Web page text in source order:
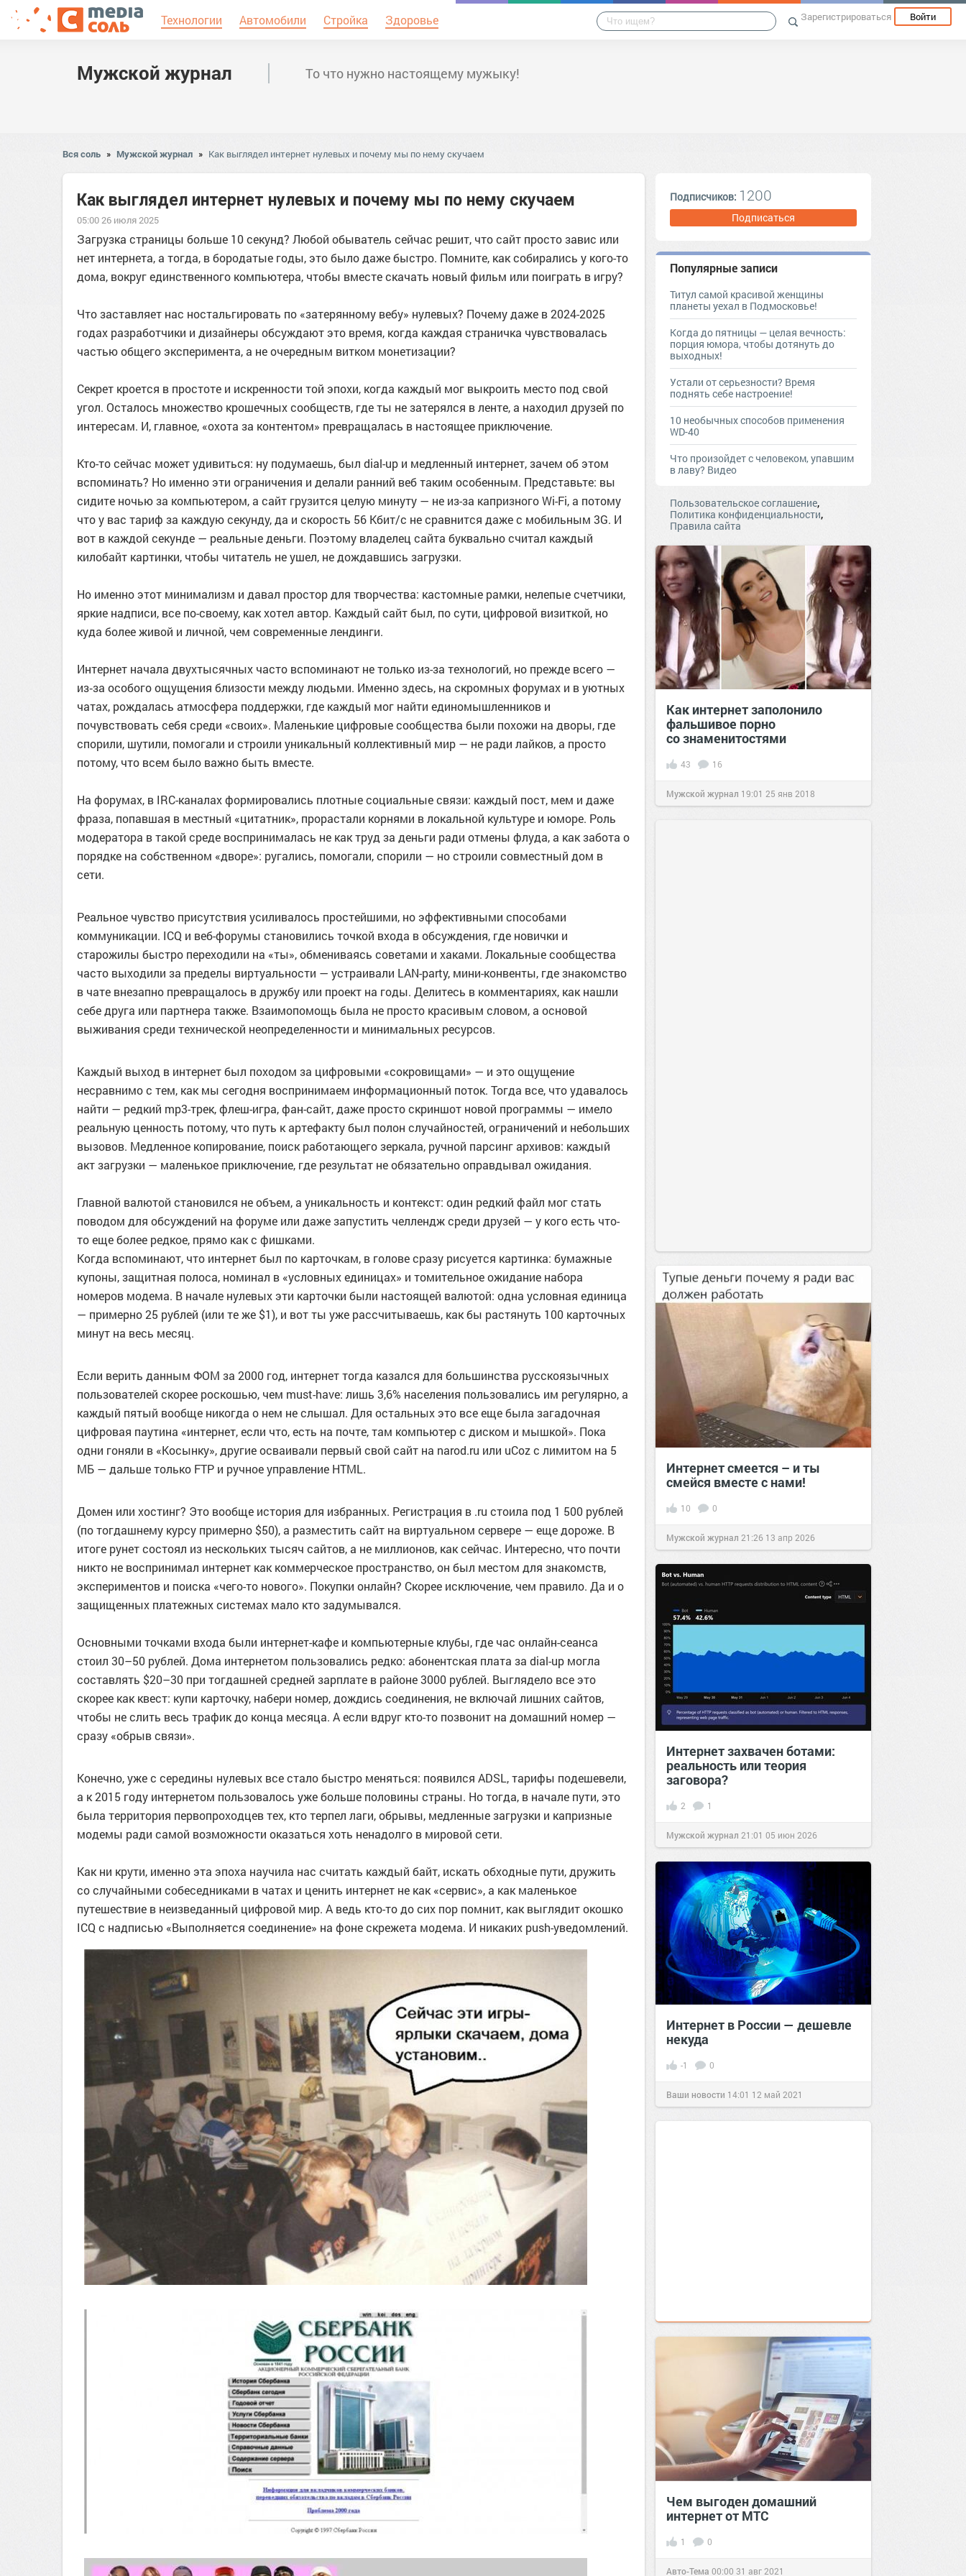
Технологии Автомобили Стройка Здоровье Зарегистрироваться Войти
Мужской журнал То что нужно настоящему мужыку!
Вся соль » Мужской журнал » Как выглядел интернет нулевых и почему мы по нему скучаем
Как выглядел интернет нулевых и почему мы по нему скучаем
05:00 26 июля 2025
Загрузка страницы больше 10 секунд? Любой обыватель сейчас решит, что сайт просто завис или
нет интернета, а тогда, в бородатые годы, это было даже быстро. Помните, как собирались у кого-то
дома, вокруг единственного компьютера, чтобы вместе скачать новый фильм или поиграть в игру?
Что заставляет нас ностальгировать по «затерянному вебу» нулевых? Почему даже в 2024-2025
годах разработчики и дизайнеры обсуждают это время, когда каждая страничка чувствовалась
частью общего эксперимента, а не очередным витком монетизации?
Секрет кроется в простоте и искренности той эпохи, когда каждый мог выкроить место под свой
угол. Осталось множество крошечных сообществ, где ты не затерялся в ленте, а находил друзей по
интересам. И, главное, «охота за контентом» превращалась в настоящее приключение.
Кто-то сейчас может удивиться: ну подумаешь, был dial-up и медленный интернет, зачем об этом
вспоминать? Но именно эти ограничения и делали ранний веб таким особенным. Представьте: вы
сидите ночью за компьютером, а сайт грузится целую минуту — не из-за капризного Wi-Fi, а потому
что у вас тариф за каждую секунду, да и скорость 56 Кбит/с не сравнится даже с мобильным 3G. И
вот в каждой секунде — реальные деньги. Поэтому владелец сайта буквально считал каждый
килобайт картинки, чтобы читатель не ушел, не дождавшись загрузки.
Но именно этот минимализм и давал простор для творчества: кастомные рамки, нелепые счетчики,
яркие надписи, все по-своему, как хотел автор. Каждый сайт был, по сути, цифровой визиткой, но
куда более живой и личной, чем современные лендинги.
Интернет начала двухтысячных часто вспоминают не только из-за технологий, но прежде всего —
из‑за особого ощущения близости между людьми. Именно здесь, на скромных форумах и в уютных
чатах, рождалась атмосфера поддержки, где каждый мог найти единомышленников и
почувствовать себя среди «своих». Маленькие цифровые сообщества были похожи на дворы, где
спорили, шутили, помогали и строили уникальный коллективный мир — не ради лайков, а просто
потому, что всем было важно быть вместе.
На форумах, в IRC-каналах формировались плотные социальные связи: каждый пост, мем и даже
фраза, попавшая в местный «цитатник», прорастали корнями в локальной культуре и юморе. Роль
модератора в такой среде воспринималась не как труд за деньги ради отмены флуда, а как забота о
порядке на собственном «дворе»: ругались, помогали, спорили — но строили совместный дом в
сети.
Реальное чувство присутствия усиливалось простейшими, но эффективными способами
коммуникации. ICQ и веб-форумы становились точкой входа в обсуждения, где новички и
старожилы быстро переходили на «ты», обмениваясь советами и хаками. Локальные сообщества
часто выходили за пределы виртуальности — устраивали LAN-party, мини-конвенты, где знакомство
в чате внезапно превращалось в дружбу или проект на годы. Делитесь в комментариях, как нашли
себе друга или партнера также. Взаимопомощь была не просто красивым словом, а основой
выживания среди технической неопределенности и минимальных ресурсов.
Каждый выход в интернет был походом за цифровыми «сокровищами» — и это ощущение
несравнимо с тем, как мы сегодня воспринимаем информационный поток. Тогда все, что удавалось
найти — редкий mp3-трек, флеш-игра, фан-сайт, даже просто скриншот новой программы — имело
реальную ценность потому, что путь к артефакту был полон случайностей, ограничений и небольших
вызовов. Медленное копирование, поиск работающего зеркала, ручной парсинг архивов: каждый
акт загрузки — маленькое приключение, где результат не обязательно оправдывал ожидания.
Главной валютой становился не объем, а уникальность и контекст: один редкий файл мог стать
поводом для обсуждений на форуме или даже запустить челлендж среди друзей — у кого есть что-
то еще более редкое, прямо как с фишками.
Когда вспоминают, что интернет был по карточкам, в голове сразу рисуется картинка: бумажные
купоны, защитная полоса, номинал в «условных единицах» и томительное ожидание набора
номеров модема. В начале нулевых эти карточки были настоящей валютой: одна условная единица
— примерно 25 рублей (или те же $1), и вот ты уже рассчитываешь, как бы растянуть 100 карточных
минут на весь месяц.
Если верить данным ФОМ за 2000 год, интернет тогда казался для большинства русскоязычных
пользователей скорее роскошью, чем must-have: лишь 3,6% населения пользовались им регулярно, а
каждый пятый вообще никогда о нем не слышал. Для остальных это все еще была загадочная
цифровая паутина «интернет, если что, есть на почте, там компьютер с диском и мышкой». Пока
одни гоняли в «Косынку», другие осваивали первый свой сайт на narod.ru или uCoz с лимитом на 5
МБ — дальше только FTP и ручное управление HTML.
Домен или хостинг? Это вообще история для избранных. Регистрация в .ru стоила под 1 500 рублей
(по тогдашнему курсу примерно $50), а разместить сайт на виртуальном сервере — еще дороже. В
итоге рунет состоял из нескольких тысяч сайтов, а не миллионов, как сейчас. Интересно, что почти
никто не воспринимал интернет как коммерческое пространство, он был местом для знакомств,
экспериментов и поиска «чего-то нового». Покупки онлайн? Скорее исключение, чем правило. Да и о
защищенных платежных системах мало кто задумывался.
Основными точками входа были интернет-кафе и компьютерные клубы, где час онлайн-сеанса
стоил 30–50 рублей. Дома интернетом пользовались редко: абонентская плата за dial-up могла
составлять $20–30 при тогдашней средней зарплате в районе 3000 рублей. Выглядело все это
скорее как квест: купи карточку, набери номер, дождись соединения, не включай лишних сайтов,
чтобы не слить весь трафик до конца месяца. А если вдруг кто-то позвонит на домашний номер —
сразу «обрыв связи».
Конечно, уже с середины нулевых все стало быстро меняться: появился ADSL, тарифы подешевели,
а к 2015 году интернетом пользовалось уже больше половины страны. Но тогда, в начале пути, это
была территория первопроходцев тех, кто терпел лаги, обрывы, медленные загрузки и капризные
модемы ради самой возможности оказаться хоть ненадолго в мировой сети.
Как ни крути, именно эта эпоха научила нас считать каждый байт, искать обходные пути, дружить
со случайными собеседниками в чатах и ценить интернет не как «сервис», а как маленькое
путешествие в неизведанный цифровой мир. А ведь кто-то до сих пор помнит, как выглядит окошко
ICQ с надписью «Выполняется соединение» на фоне скрежета модема. И никаких push-уведомлений.
Подписчиков: 1200
Подписаться
Популярные записи
Титул самой красивой женщины
планеты уехал в Подмосковье!
Когда до пятницы — целая вечность:
порция юмора, чтобы дотянуть до
выходных!
Устали от серьезности? Время
поднять себе настроение!
10 необычных способов применения
WD-40
Что произойдет с человеком, упавшим
в лаву? Видео
Пользовательское соглашение,
Политика конфиденциальности,
Правила сайта
Как интернет заполонило
фальшивое порно
со знаменитостями
43 16
Мужской журнал 19:01 25 янв 2018
Интернет смеется – и ты
смейся вместе с нами!
10 0
Мужской журнал 21:26 13 апр 2026
Интернет захвачен ботами:
реальность или теория
заговора?
2 1
Мужской журнал 21:01 05 июн 2026
Интернет в России — дешевле
некуда
-1 0
Ваши новости 14:01 12 май 2021
Чем выгоден домашний
интернет от МТС
1 0
Авто-Тема 00:00 31 авг 2021